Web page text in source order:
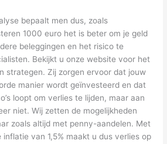
bepaalt men dus, zoals
1000 euro het is beter om je geld
beleggingen en het risico te
Bekijkt u onze website voor het
strategen. Zij zorgen ervoor dat jouw
manier wordt geïnvesteerd en dat
loopt om verlies te lijden, maar aan
niet. Wij zetten de mogelijkheden
zoals altijd met penny-aandelen. Met
inflatie van 1,5% maakt u dus verlies op